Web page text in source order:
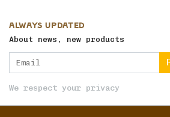
ALWAYS UPDATED
About news, new products
We respect your privacy